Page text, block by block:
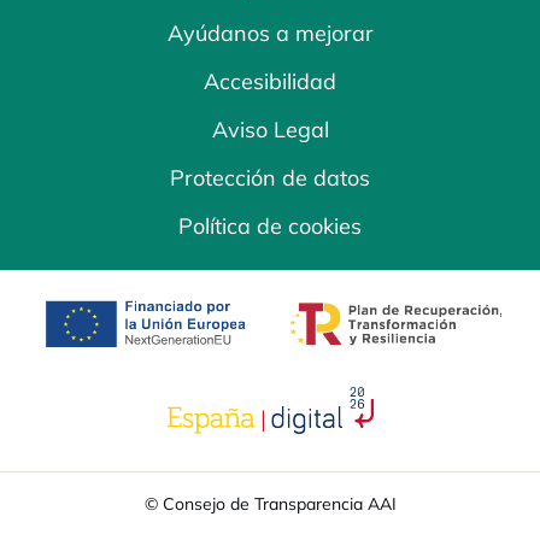
Ayúdanos a mejorar
Accesibilidad
Aviso Legal
Protección de datos
Política de cookies
se abre en una pestaña nuevase abre en una
se abre en una pestaña
© Consejo de Transparencia AAI